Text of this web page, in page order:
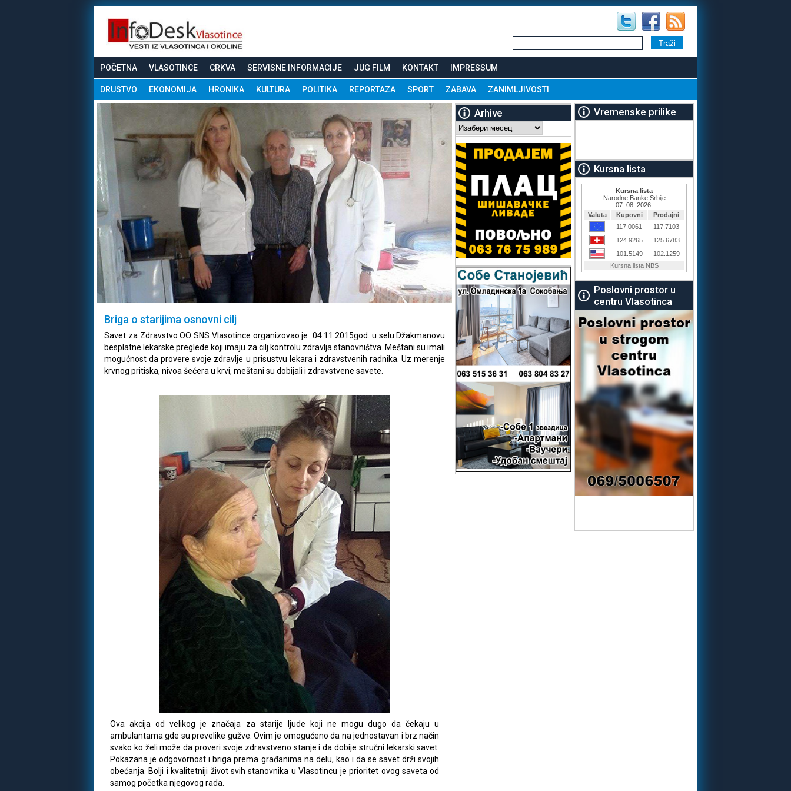
POČETNA VLASOTINCE CRKVA SERVISNE INFORMACIJE JUG FILM KONTAKT IMPRESSUM
DRUSTVO EKONOMIJA HRONIKA KULTURA POLITIKA REPORTAZA SPORT ZABAVA ZANIMLJIVOSTI
Briga o starijima osnovni cilj
Savet za Zdravstvo OO SNS Vlasotince organizovao je 04.11.2015god. u selu Džakmanovu
besplatne lekarske preglede koji imaju za cilj kontrolu zdravlja stanovništva. Meštani su imali
mogućnost da provere svoje zdravlje u prisustvu lekara i zdravstvenih radnika. Uz merenje
krvnog pritiska, nivoa šećera u krvi, meštani su dobijali i zdravstvene savete.
Ova akcija od velikog je značaja za starije ljude koji ne mogu dugo da čekaju u
ambulantama gde su prevelike gužve. Ovim je omogućeno da na jednostavan i brz način
svako ko želi može da proveri svoje zdravstveno stanje i da dobije stručni lekarski savet.
Pokazana je odgovornost i briga prema građanima na delu, kao i da se savet drži svojih
obećanja. Bolji i kvalitetniji život svih stanovnika u Vlasotincu je prioritet ovog saveta od
samog početka njegovog rada.
Arhive
Arhive
Vremenske prilike
Kursna lista
Poslovni prostor u
centru Vlasotinca